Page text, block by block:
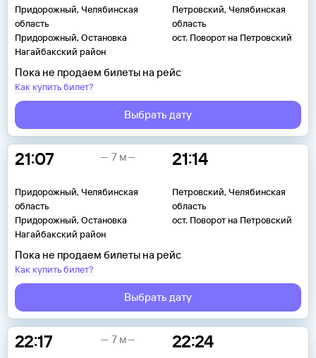
Придорожный, Челябинская
область
Придорожный, Остановка
Нагайбакский район
Петровский, Челябинская
область
ост. Поворот на Петровский
Пока не продаем билеты на рейс
Как купить билет?
Выбрать дату
21:07
Придорожный, Челябинская
область
Придорожный, Остановка
Нагайбакский район
21:14
Петровский, Челябинская
область
ост. Поворот на Петровский
7 м
Пока не продаем билеты на рейс
Как купить билет?
Выбрать дату
22:17 22:24
7 м